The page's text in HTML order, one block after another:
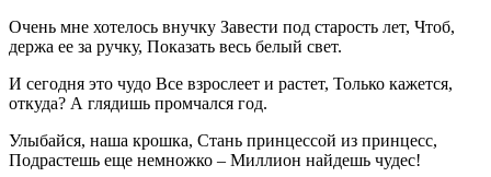
Очень мне хотелось внучку Завести под старость лет, Чтоб,
держа ее за ручку, Показать весь белый свет.
И сегодня это чудо Все взрослеет и растет, Только кажется,
откуда? А глядишь промчался год.
Улыбайся, наша крошка, Стань принцессой из принцесс,
Подрастешь еще немножко – Миллион найдешь чудес!